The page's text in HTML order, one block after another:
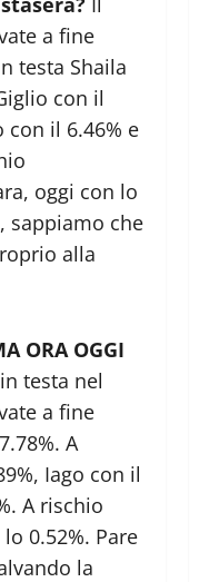
a fine
testa Shaila
con il
con il 6.46% e
oggi con lo
sappiamo che
alla
ORA OGGI
testa nel
a fine
A
Iago con il
A rischio
0.52%. Pare
la